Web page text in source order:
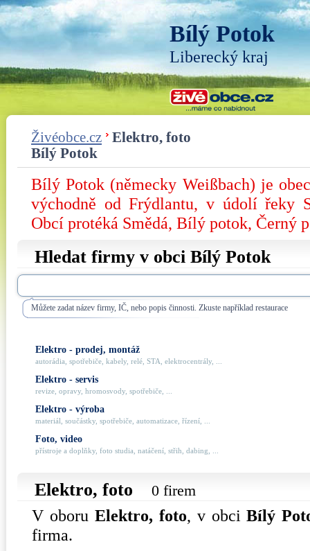
Bílý Potok
Liberecký kraj
Živéobce.cz
Elektro, foto
Bílý Potok
Bílý Potok (německy Weißbach) je
východně od Frýdlantu, v údolí řeky
Obcí protéká Smědá, Bílý potok, Černý
Hledat firmy v obci Bílý Potok
Můžete zadat název firmy, IČ, nebo popis činnosti. Zkuste například restaurace
Elektro - prodej, montáž
autorádia, spotřebiče, kabely, relé, STA, elektrocentrály, ...
Elektro - servis
revize, opravy, hromosvody, spotřebiče, ...
Elektro - výroba
materiál, součástky, spotřebiče, automatizace, řízení, ...
Foto, video
přístroje a doplňky, foto studia, natáčení, střih, dabing, ...
Elektro, foto 0 firem
V oboru Elektro, foto, v obciBílý
firma.